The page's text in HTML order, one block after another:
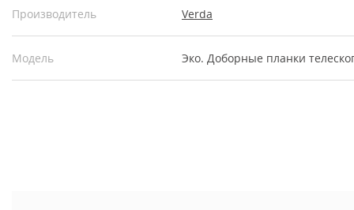
Производитель Verda
Модель Эко. Доборные планки